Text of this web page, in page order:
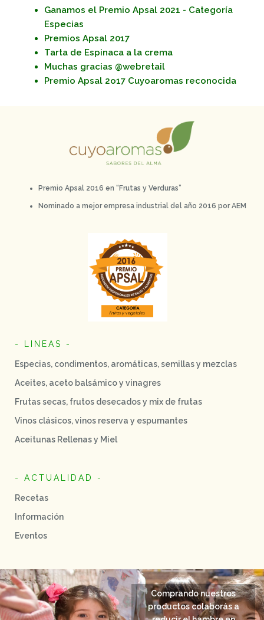
Ganamos el Premio Apsal 2021 - Categoría
Especias
Premios Apsal 2017
Tarta de Espinaca a la crema
Muchas gracias @webretail
Premio Apsal 2o17 Cuyoaromas reconocida
Premio Apsal 2016 en “Frutas y Verduras”
Nominado a mejor empresa industrial del año 2016 por AEM
- LINEAS -
Especias, condimentos, aromáticas, semillas y mezclas
Aceites, aceto balsámico y vinagres
Frutas secas, frutos desecados y mix de frutas
Vinos clásicos, vinos reserva y espumantes
Aceitunas Rellenas y Miel
- ACTUALIDAD -
Recetas
Información
Eventos
Comprando nuestros
productos colaborás a